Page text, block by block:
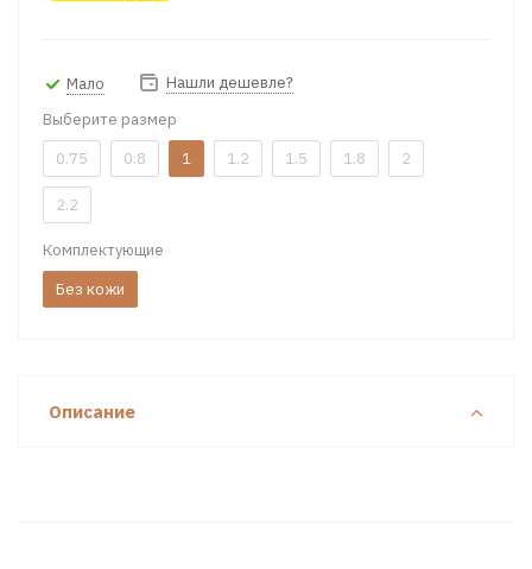
Мало
Нашли дешевле?
Выберите размер
0.75
0.8 1 1.2 1.5 1.8 2
2.2
Комплектующие
Без кожи
Описание